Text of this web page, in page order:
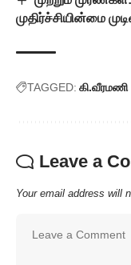
முதிர்ச்சியின்மை
TAGGED: கி.வீரமணி
Leave a
Your email address will